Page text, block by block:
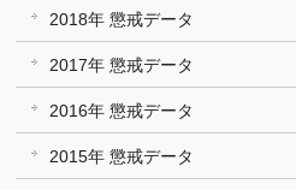
2018年 懲戒データ
2017年 懲戒データ
2016年 懲戒データ
2015年 懲戒データ